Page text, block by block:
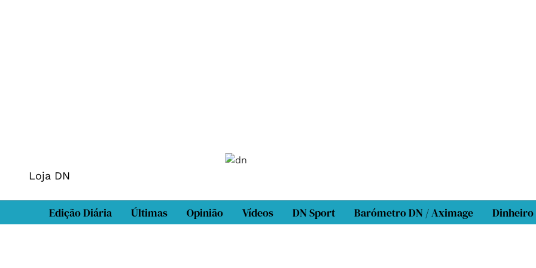
Loja DN
Edição Diária Últimas Opinião Vídeos DN Sport Barómetro DN / Aximage Dinheiro